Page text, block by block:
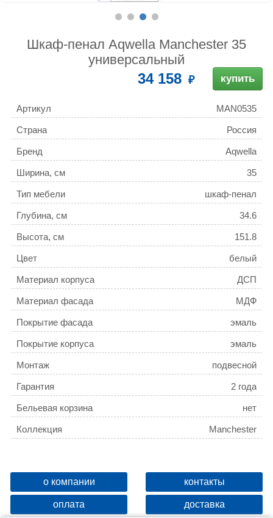
Шкаф-пенал Aqwella Manchester 35
универсальный
34 158 купить
Артикул MAN0535
Страна Россия
Бренд Aqwella
Ширина, см 35
Тип мебели шкаф-пенал
Глубина, см 34.6
Высота, см 151.8
Цвет белый
Материал корпуса ДСП
Материал фасада МДФ
Покрытие фасада эмаль
Покрытие корпуса эмаль
Монтаж подвесной
Гарантия 2 года
Бельевая корзина нет
Коллекция Manchester
о компании контакты
оплата доставка